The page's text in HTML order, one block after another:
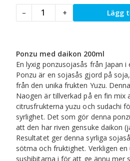
–
Ponzu
med
mängd
+ Lägg
Ponzu med daikon 200ml
En lyxig ponzusojasås från Japan
Ponzu är en sojasås gjord på
från den unika frukten Yuzu.
Naogen är tillverkad på en fin mix
citrusfrukterna yuzu och sudachi
syrlighet. Det som gör denna
att den har riven gensuke daikon
Resultatet ger denna syrliga
sötma och fruktighet. Verkligen
sushibitarna i för att ge ännu mer